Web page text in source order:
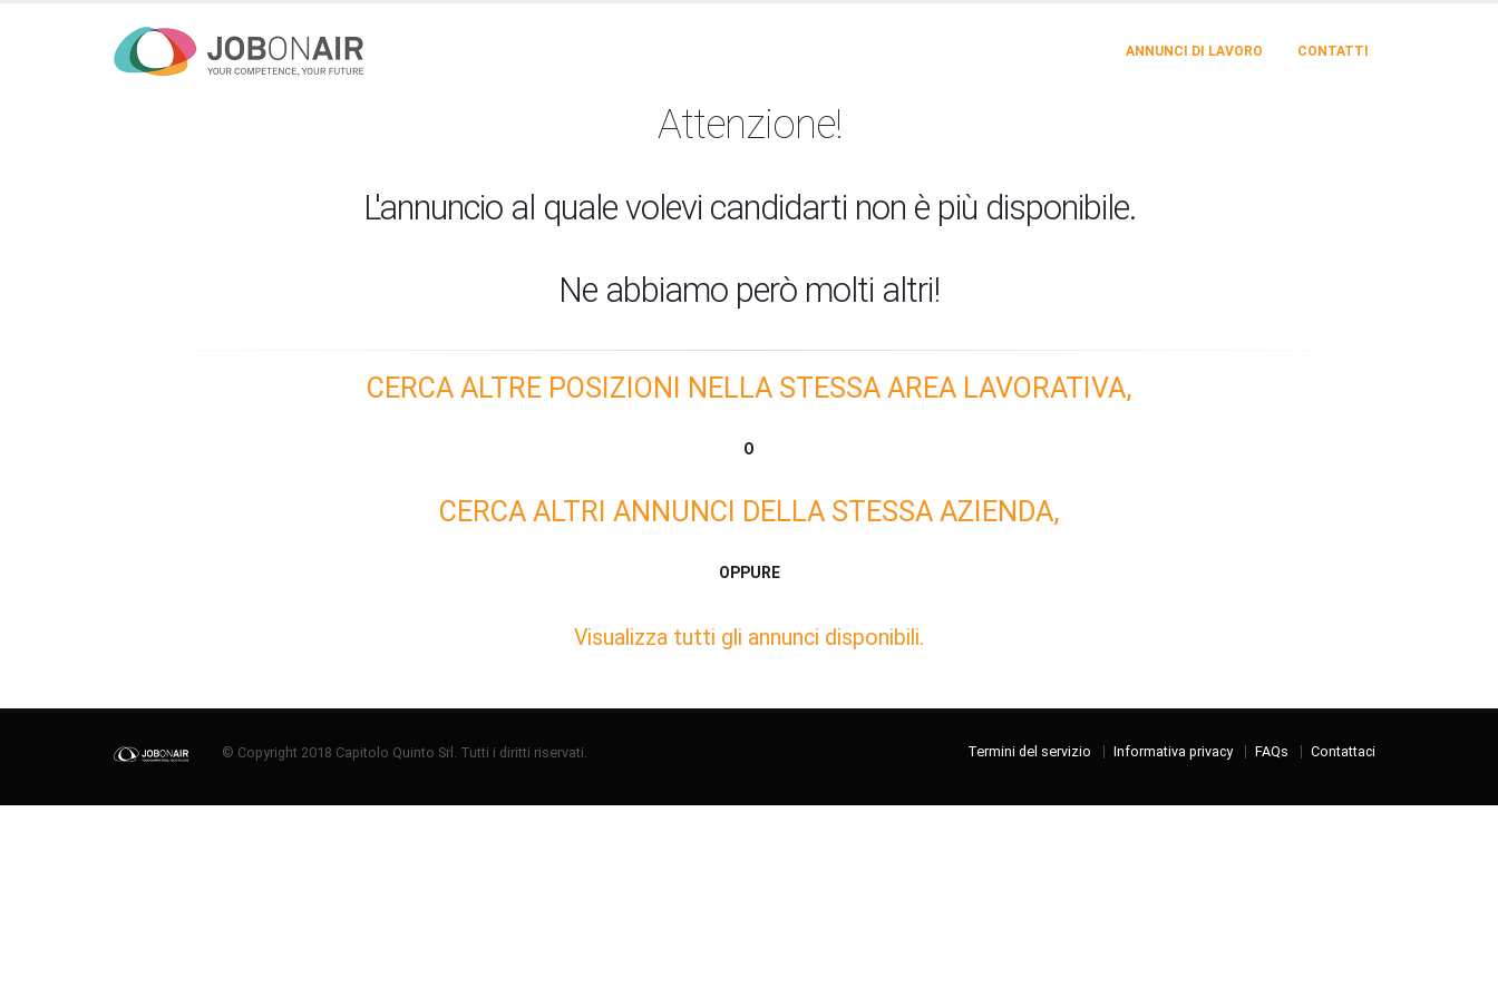
ANNUNCI DI LAVORO CONTATTI
Attenzione!
L'annuncio al quale volevi candidarti non è più disponibile.
Ne abbiamo però molti altri!
CERCA ALTRE POSIZIONI NELLA STESSA AREA LAVORATIVA,
O
CERCA ALTRI ANNUNCI DELLA STESSA AZIENDA,
OPPURE
Visualizza tutti gli annunci disponibili.
© Copyright 2018 Capitolo Quinto Srl. Tutti i diritti riservati. Termini del servizio Informativa privacy FAQs Contattaci